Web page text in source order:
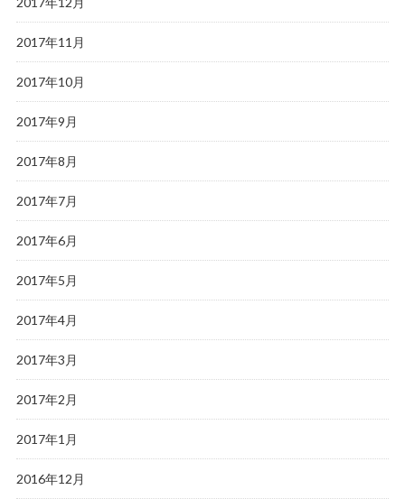
2017年11月
2017年10月
2017年9月
2017年8月
2017年7月
2017年6月
2017年5月
2017年4月
2017年3月
2017年2月
2017年1月
2016年12月